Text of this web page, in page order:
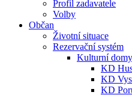
Profil zadavatele
Volby
Občan
Životní situace
Rezervační systém
Kulturní domy
KD
KD
KD